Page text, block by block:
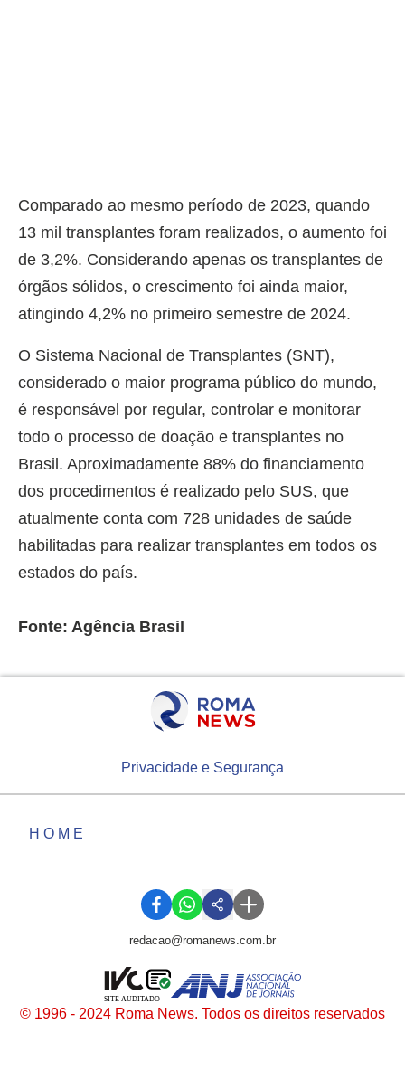
Comparado ao mesmo período de 2023, quando
13 mil transplantes foram realizados, o aumento foi
de 3,2%. Considerando apenas os transplantes de
órgãos sólidos, o crescimento foi ainda maior,
atingindo 4,2% no primeiro semestre de 2024.
O Sistema Nacional de Transplantes (SNT),
considerado o maior programa público do mundo,
é responsável por regular, controlar e monitorar
todo o processo de doação e transplantes no
Brasil. Aproximadamente 88% do financiamento
dos procedimentos é realizado pelo SUS, que
atualmente conta com 728 unidades de saúde
habilitadas para realizar transplantes em todos os
estados do país.
Fonte: Agência Brasil
Privacidade e Segurança
HOME
redacao@romanews.com.br
© 1996 - 2024 Roma News. Todos os direitos reservados
SITE AUDITADO